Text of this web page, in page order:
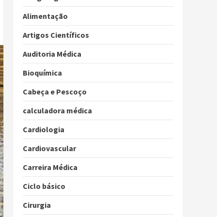
Alimentação
Artigos Científicos
Auditoria Médica
Bioquímica
Cabeça e Pescoço
calculadora médica
Cardiologia
Cardiovascular
Carreira Médica
Ciclo básico
Cirurgia